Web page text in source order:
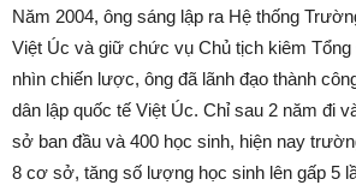
Năm 2004, ông sáng lập ra Hệ thống
Việt Úc và giữ chức vụ Chủ tịch kiêm
nhìn chiến lược, ông đã lãnh đạo thành
dân lập quốc tế Việt Úc. Chỉ sau 2 năm đi
sở ban đầu và 400 học sinh, hiện nay
8 cơ sở, tăng số lượng học sinh lên gấp 5